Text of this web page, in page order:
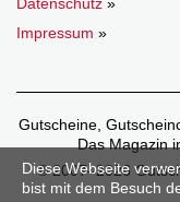
Impressum »
Gutscheine,
Das Magazin
© 2007–2026
Diese Webseite
bist mit dem Besuch